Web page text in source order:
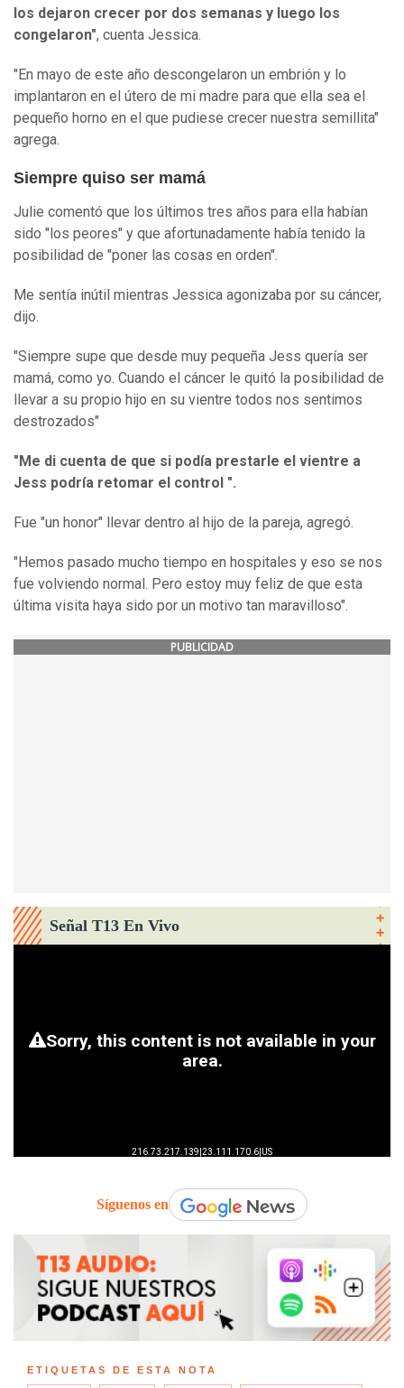
los dejaron crecer por dos semanas y luego los
congelaron", cuenta Jessica.
"En mayo de este año descongelaron un embrión y lo
implantaron en el útero de mi madre para que ella sea el
pequeño horno en el que pudiese crecer nuestra semillita"
agrega.
Siempre quiso ser mamá
Julie comentó que los últimos tres años para ella habían
sido "los peores" y que afortunadamente había tenido la
posibilidad de "poner las cosas en orden".
Me sentía inútil mientras Jessica agonizaba por su cáncer,
dijo.
"Siempre supe que desde muy pequeña Jess quería ser
mamá, como yo. Cuando el cáncer le quitó la posibilidad de
llevar a su propio hijo en su vientre todos nos sentimos
destrozados"
"Me di cuenta de que si podía prestarle el vientre a
Jess podría retomar el control ".
Fue "un honor" llevar dentro al hijo de la pareja, agregó.
"Hemos pasado mucho tiempo en hospitales y eso se nos
fue volviendo normal. Pero estoy muy feliz de que esta
última visita haya sido por un motivo tan maravilloso".
PUBLICIDAD
Señal T13 En Vivo
Síguenos en
ETIQUETAS DE ESTA NOTA